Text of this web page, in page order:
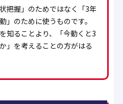
把握」のためではなく「3年
」のために使うものです。
知ることより、「今動くと3
」を考えることの方がはる